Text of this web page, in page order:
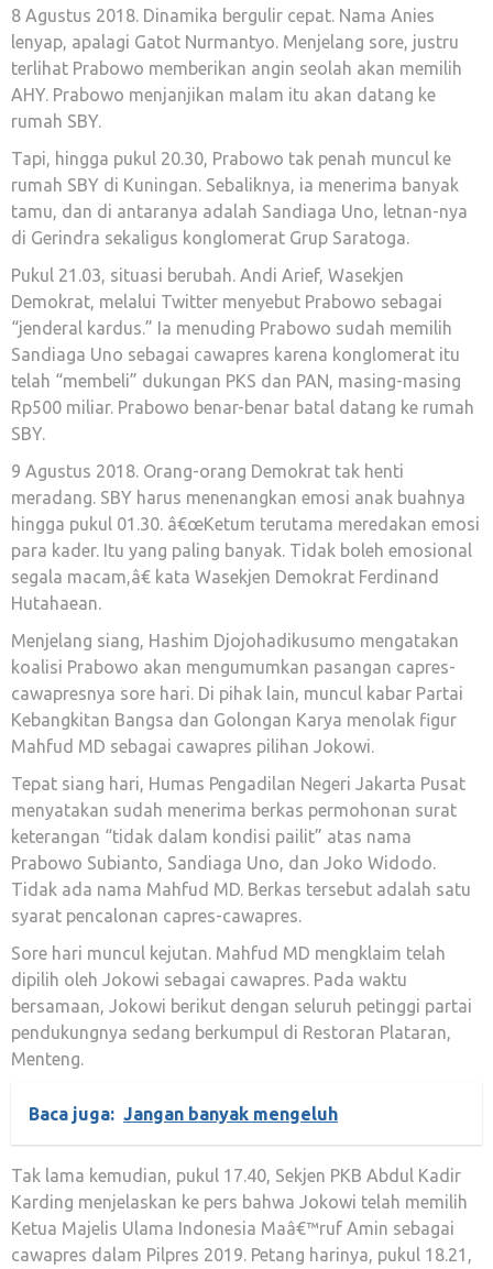
8 Agustus 2018. Dinamika bergulir cepat. Nama Anies
lenyap, apalagi Gatot Nurmantyo. Menjelang sore, justru
terlihat Prabowo memberikan angin seolah akan memilih
AHY. Prabowo menjanjikan malam itu akan datang ke
rumah SBY.
Tapi, hingga pukul 20.30, Prabowo tak penah muncul ke
rumah SBY di Kuningan. Sebaliknya, ia menerima banyak
tamu, dan di antaranya adalah Sandiaga Uno, letnan-nya
di Gerindra sekaligus konglomerat Grup Saratoga.
Pukul 21.03, situasi berubah. Andi Arief, Wasekjen
Demokrat, melalui Twitter menyebut Prabowo sebagai
“jenderal kardus.” Ia menuding Prabowo sudah memilih
Sandiaga Uno sebagai cawapres karena konglomerat itu
telah “membeli” dukungan PKS dan PAN, masing-masing
Rp500 miliar. Prabowo benar-benar batal datang ke rumah
SBY.
9 Agustus 2018. Orang-orang Demokrat tak henti
meradang. SBY harus menenangkan emosi anak buahnya
hingga pukul 01.30. â€œKetum terutama meredakan emosi
para kader. Itu yang paling banyak. Tidak boleh emosional
segala macam,â€ kata Wasekjen Demokrat Ferdinand
Hutahaean.
Menjelang siang, Hashim Djojohadikusumo mengatakan
koalisi Prabowo akan mengumumkan pasangan capres-
cawapresnya sore hari. Di pihak lain, muncul kabar Partai
Kebangkitan Bangsa dan Golongan Karya menolak figur
Mahfud MD sebagai cawapres pilihan Jokowi.
Tepat siang hari, Humas Pengadilan Negeri Jakarta Pusat
menyatakan sudah menerima berkas permohonan surat
keterangan “tidak dalam kondisi pailit” atas nama
Prabowo Subianto, Sandiaga Uno, dan Joko Widodo.
Tidak ada nama Mahfud MD. Berkas tersebut adalah satu
syarat pencalonan capres-cawapres.
Sore hari muncul kejutan. Mahfud MD mengklaim telah
dipilih oleh Jokowi sebagai cawapres. Pada waktu
bersamaan, Jokowi berikut dengan seluruh petinggi partai
pendukungnya sedang berkumpul di Restoran Plataran,
Menteng.
Baca juga: Jangan banyak mengeluh
Tak lama kemudian, pukul 17.40, Sekjen PKB Abdul Kadir
Karding menjelaskan ke pers bahwa Jokowi telah memilih
Ketua Majelis Ulama Indonesia Maâ€™ruf Amin sebagai
cawapres dalam Pilpres 2019. Petang harinya, pukul 18.21,